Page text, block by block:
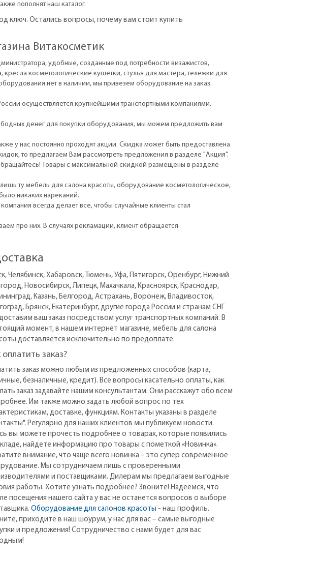
пополнят наш каталог.
ключ. Остались вопросы, почему вам стоит купить
Витакосметик
удобные, созданные под потребности визажистов,
косметологические кушетки, стулья для мастера, тележки для
нет в наличии, мы привезем оборудование на заказ.
осуществляется крупнейшими транспортными компаниями.
денег для покупки оборудования, мы можем предложить вам
у нас постоянно проходят акции. Скидка может быть предоставлена
то предлагаем Вам рассмотреть предложения в разделе "Акция".
Товары с максимальной скидкой размещены в разделе
ту мебель для салона красоты, оборудование косметологическое,
никаких нареканий.
всегда делает все, чтобы случайные клиенты стал
про них. В случаях рекламации, клиент обращается
Челябинск, Хабаровск, Тюмень, Уфа, Пятигорск, Оренбург, Нижний
Новосибирск, Липецк, Махачкала, Красноярск, Краснодар,
Казань, Белгород, Астрахань, Воронеж, Владивосток,
Брянск, Екатеринбург, другие города России и странам СНГ
ваш заказ посредством услуг транспортных компаний. В
момент, в нашем интернет магазине, мебель для салона
доставляется исключительно по предоплате.
оплатить заказ?
заказ можно любым из предложенных способов (карта,
безналичные, кредит). Все вопросы касательно оплаты, как
заказ задавайте нашим консультантам. Они расскажут обо всем
Им также можно задать любой вопрос по тех
доставке, функциям. Контакты указаны в разделе
Регулярно для наших клиентов мы публикуем новости.
вы можете прочесть подробнее о товарах, которые появились
найдете информацию про товары с пометкой «Новинка».
внимание, что чаще всего новинка – это супер современное
Мы сотрудничаем лишь с проверенными
и поставщиками. Дилерам мы предлагаем выгодные
работы. Хотите узнать подробнее? Звоните! Надеемся, что
посещения нашего сайта у вас не останется вопросов о выборе
Оборудование для салонов красоты - наш профиль.
приходите в наш шоурум, у нас для вас – самые выгодные
и предложения! Сотрудничество с нами будет для вас